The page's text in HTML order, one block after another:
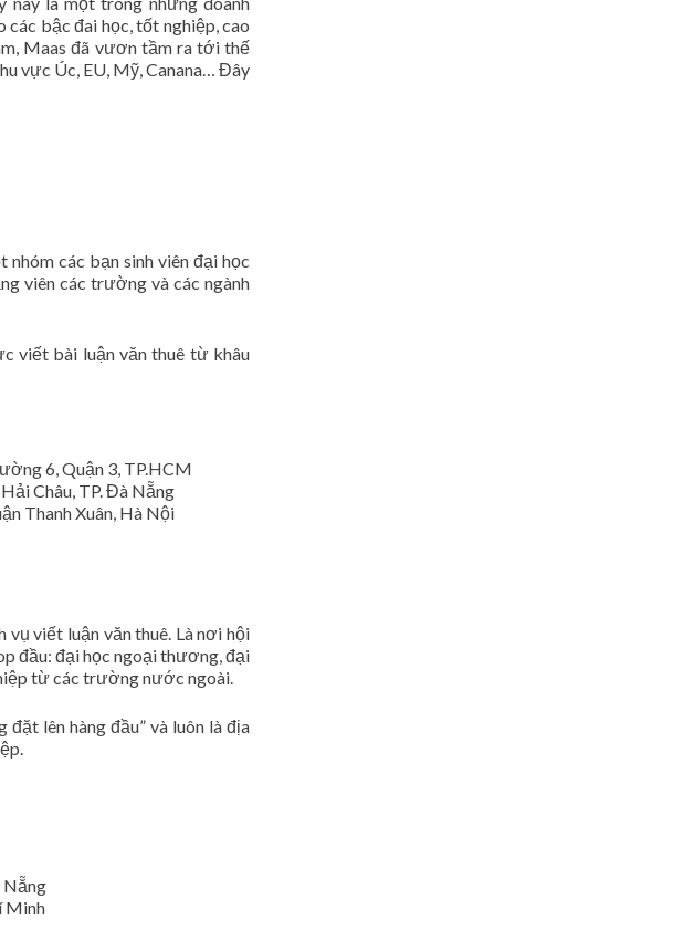
bậc đai học, tốt nghiệp, cao
Maas đã vươn tầm ra tới thế
vực Úc, EU, Mỹ, Canana… Đây
các bạn sinh viên đại học
viên các trường và các ngành
viết bài luận văn thuê từ khâu
6, Quận 3, TP.HCM
Châu, TP. Đà Nẵng
Thanh Xuân, Hà Nội
viết luận văn thuê. Là nơi hội
đầu: đại học ngoại thương, đại
từ các trường nước ngoài.
lên hàng đầu” và luôn là địa
Nẵng
Minh